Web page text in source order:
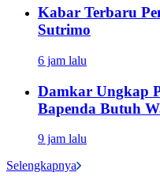
Kabar Terbaru
Sutrimo
6 jam lalu
Damkar Ungkap
Bapenda Butuh
9 jam lalu
Selengkapnya